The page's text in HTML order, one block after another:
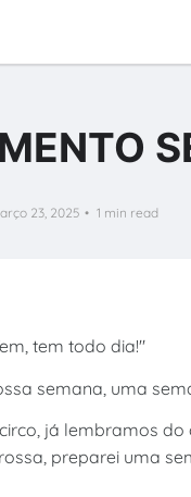
23, 2025 • 1 min read
tem todo dia!"
semana, uma
já lembramos
preparei uma